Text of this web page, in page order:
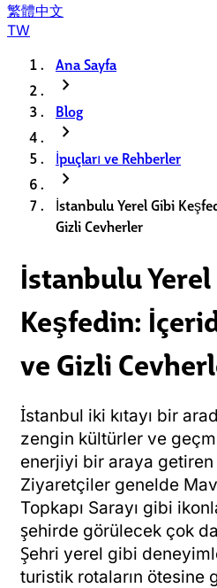
繁體中文
TW
Ana Sayfa
chevron_right
Blog
chevron_right
İpuçları ve Rehberler
chevron_right
İstanbulu Yerel Gibi
Gizli Cevherler
İstanbulu
Keşfedin:
ve Gizli
İstanbul iki kıtayı bir
zengin kültürler ve
enerjiyi bir araya getiren
Ziyaretçiler genelde
Topkapı Sarayı gibi
şehirde görülecek çok
Şehri yerel gibi
turistik rotaların ötesine